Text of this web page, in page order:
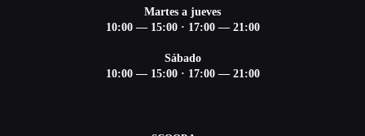
Martes a jueves
10:00 — 15:00 · 17:00 — 21:00
Sábado
10:00 — 15:00 · 17:00 — 21:00